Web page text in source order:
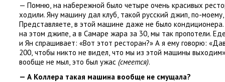
— Помню, на набережной было четыре очень красивых
ходили. Яну машину дал клуб, такой русский джип, по-моему,
Представляете, в этой машине даже не было кондиционера.
на этом джипе, а в Самаре жара за 30, мы так пропотели.
и Ян спрашивает: «Вот этот ресторан?» А я ему говорю:
200, чтобы никто не видел, что мы из этой машины
вообще не мыл, это был ужас (смеется).
— А Коллера такая машина вообще не смущала?